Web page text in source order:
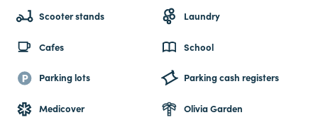
Scooter stands Laundry
Cafes School
Parking lots Parking cash registers
Medicover Olivia Garden